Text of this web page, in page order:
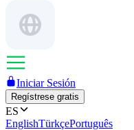
Iniciar Sesión
Regístrese gratis
ES
EnglishTürkçePortuguês